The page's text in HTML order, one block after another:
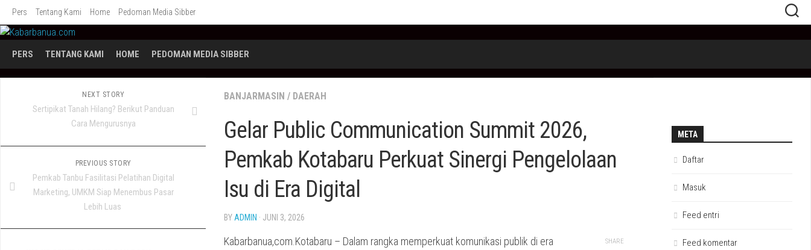
Skip
content
Pers Tentang Kami Home Pedoman Media Sibber
PERS TENTANG KAMI HOME PEDOMAN MEDIA SIBBER
BANJARMASIN / DAERAH
Gelar Public Communication Summit 2026,
Pemkab Kotabaru Perkuat Sinergi Pengelolaan
Isu di Era Digital
BY ADMIN · JUNI 3, 2026
Kabarbanua,com.Kotabaru – ‎Dalam rangka memperkuat komunikasi publik di era
SHARE
NEXT STORY
Sertipikat Tanah Hilang? Berikut Panduan
Cara Mengurusnya
PREVIOUS STORY
Pemkab Tanbu Fasilitasi Pelatihan Digital
Marketing, UMKM Siap Menembus Pasar
Lebih Luas
META
Daftar
Masuk
Feed entri
Feed komentar